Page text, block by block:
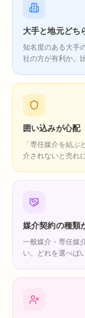
大手と地元どち
知名度のある大手
社の方が有利か。
囲い込みが心配
「専任媒介を結
介されないと売れ
媒介契約の種類
一般媒介・専任媒
い。どれを選べば